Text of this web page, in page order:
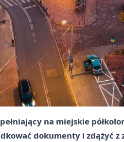
na miejskie
dokumenty i zdążyć z